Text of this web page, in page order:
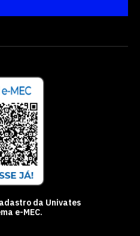
da Univates
e-MEC.